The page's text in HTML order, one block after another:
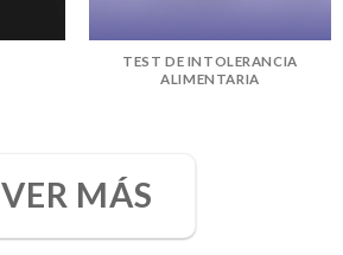
TEST DE INTOLERANCIA
ALIMENTARIA
VER MÁS